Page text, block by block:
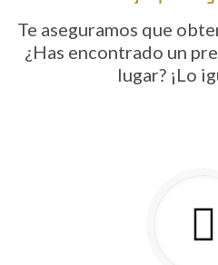
Te aseguramos que
¿Has encontrado un
lugar? ¡Lo